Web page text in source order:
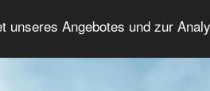
Angebotes und zur
Erweiterte Suche